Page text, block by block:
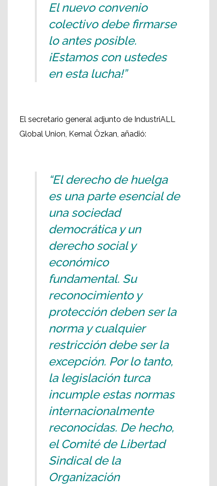
El nuevo convenio
colectivo debe firmarse
lo antes posible.
¡Estamos con ustedes
en esta lucha!”
El secretario general adjunto de IndustriALL
Global Union, Kemal Özkan, añadió:
“El derecho de huelga
es una parte esencial de
una sociedad
democrática y un
derecho social y
económico
fundamental. Su
reconocimiento y
protección deben ser la
norma y cualquier
restricción debe ser la
excepción. Por lo tanto,
la legislación turca
incumple estas normas
internacionalmente
reconocidas. De hecho,
el Comité de Libertad
Sindical de la
Organización